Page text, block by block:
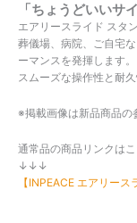
「ちょうどいいサ
エアリースライド スタ
葬儀場、病院、ご自宅
ーマンスを発揮します。
スムーズな操作性と耐久
※掲載画像は新品商品の
通常品の商品リンクはこ
↓↓↓
【INPEACE エアリー